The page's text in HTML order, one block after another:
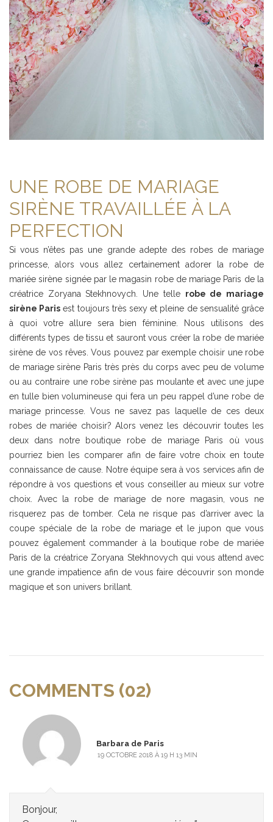
UNE ROBE DE MARIAGE
SIRÈNE TRAVAILLÉE À LA
PERFECTION
Si vous n’êtes pas une grande adepte des robes de mariage
princesse, alors vous allez certainement adorer la robe de
mariée sirène signée par le magasin robe de mariage Paris de la
créatrice Zoryana Stekhnovych. Une telle robe de mariage
sirène Paris est toujours très sexy et pleine de sensualité grâce
à quoi votre allure sera bien féminine. Nous utilisons des
différents types de tissu et sauront vous créer la robe de mariée
sirène de vos rêves. Vous pouvez par exemple choisir une robe
de mariage sirène Paris très près du corps avec peu de volume
ou au contraire une robe sirène pas moulante et avec une jupe
en tulle bien volumineuse qui fera un peu rappel d’une robe de
mariage princesse. Vous ne savez pas laquelle de ces deux
robes de mariée choisir? Alors venez les découvrir toutes les
deux dans notre boutique robe de mariage Paris où vous
pourriez bien les comparer afin de faire votre choix en toute
connaissance de cause. Notre équipe sera à vos services afin de
répondre à vos questions et vous conseiller au mieux sur votre
choix. Avec la robe de mariage de nore magasin, vous ne
risquerez pas de tomber. Cela ne risque pas d’arriver avec la
coupe spéciale de la robe de mariage et le jupon que vous
pouvez également commander à la boutique robe de mariée
Paris de la créatrice Zoryana Stekhnovych qui vous attend avec
une grande impatience afin de vous faire découvrir son monde
magique et son univers brillant.
COMMENTS (02)
Barbara de Paris
19 OCTOBRE 2018 À 19 H 13 MIN
Bonjour,